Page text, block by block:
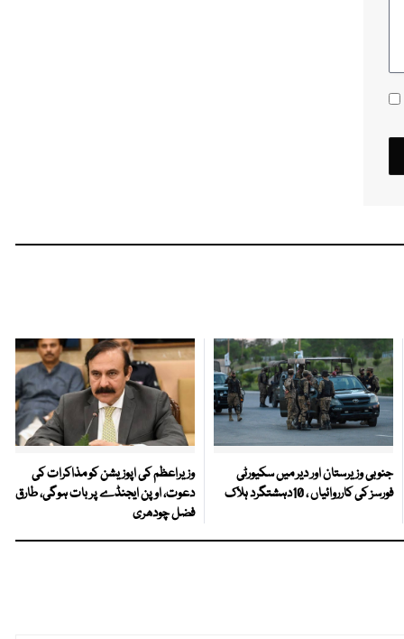
جنوبی وزیرستان اور دیر میں سکیورٹی
فورسز کی کارروائیاں ، 10دہشتگرد ہلاک
وزیراعظم کی اپوزیشن کو مذاکرات کی
دعوت، اوپن ایجنڈے پر بات ہوگی، طارق
فضل چودھری